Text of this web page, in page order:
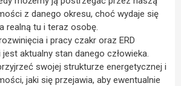
z danego okresu, choć wydaje się
realną tu i teraz osobę.
i pracy czakr oraz ERD
aktualny stan danego człowieka.
swojej strukturze energetycznej i
jaki się przejawia, aby ewentualnie